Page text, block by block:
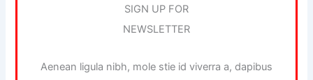
SIGN UP FOR
NEWSLETTER
Aenean ligula nibh, mole stie id viverra a, dapibus